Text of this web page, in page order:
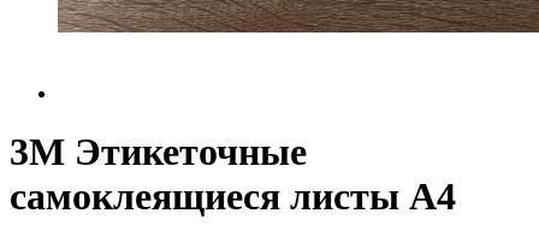
3М Этикеточные
самоклеящиеся листы А4